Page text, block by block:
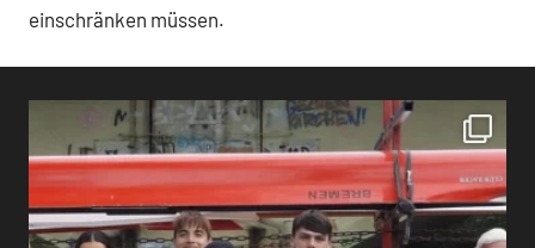
einschränken müssen.